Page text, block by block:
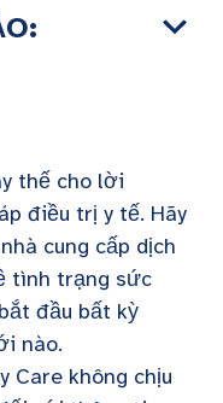
thế cho lời
điều trị y tế. Hãy
cung cấp dịch
tình trạng sức
đầu bất kỳ
nào.
Care không chịu